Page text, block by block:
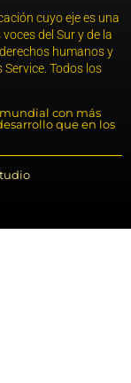
cuyo eje es una
del Sur y de la
humanos y
Todos los
con más
que en los